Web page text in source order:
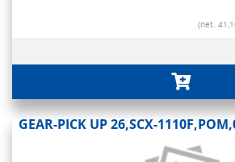
(net.
GEAR-PICK UP 26,SCX-